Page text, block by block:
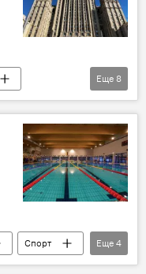
Еще 8
Спорт
Еще 4